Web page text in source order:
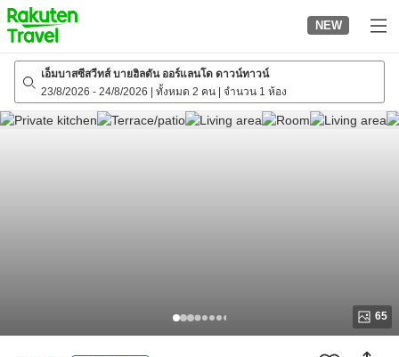
to
top
page
NEW
เอ็มบาสซีสวีทส์ บายฮิลตัน ออร์แลนโด ดาวน์ทาวน์
23/8/2026 - 24/8/2026 ทั้งหมด 2 คน จำนวน 1 ห้อง
65